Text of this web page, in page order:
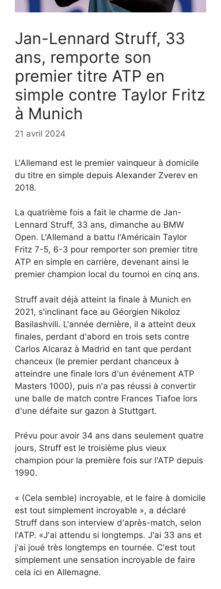
Jan-Lennard Struff, 33
ans, remporte son
premier titre ATP en
simple contre Taylor Fritz
à Munich
21 avril 2024
L'Allemand est le premier vainqueur à domicile
du titre en simple depuis Alexander Zverev en
2018.
La quatrième fois a fait le charme de Jan-
Lennard Struff, 33 ans, dimanche au BMW
Open. L'Allemand a battu l'Américain Taylor
Fritz 7-5, 6-3 pour remporter son premier titre
ATP en simple en carrière, devenant ainsi le
premier champion local du tournoi en cinq ans.
Struff avait déjà atteint la finale à Munich en
2021, s'inclinant face au Géorgien Nikoloz
Basilashvili. L'année dernière, il a atteint deux
finales, perdant d'abord en trois sets contre
Carlos Alcaraz à Madrid en tant que perdant
chanceux (le premier perdant chanceux à
atteindre une finale lors d'un événement ATP
Masters 1000), puis n'a pas réussi à convertir
une balle de match contre Frances Tiafoe lors
d'une défaite sur gazon à Stuttgart.
Prévu pour avoir 34 ans dans seulement quatre
jours, Struff est le troisième plus vieux
champion pour la première fois sur l'ATP depuis
1990.
« (Cela semble) incroyable, et le faire à domicile
est tout simplement incroyable », a déclaré
Struff dans son interview d'après-match, selon
l'ATP. «J'ai attendu si longtemps. J'ai 33 ans et
j'ai joué très longtemps en tournée. C'est tout
simplement une sensation incroyable de faire
cela ici en Allemagne.